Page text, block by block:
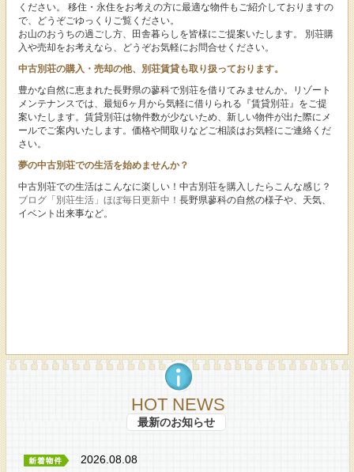
ください。 移住・永住をお考えの方に最適な物件もご紹介しておりますの
で、どうぞごゆっくりご覧ください。
お山のおうちの過ごし方、田舎暮らしを皆様にご提案いたします。 別荘購
入や売却をお考えなら、どうぞお気軽にお問合せください。
中古別荘の購入・売却の他、別荘賃貸も取り扱っております。
豊かな自然に恵まれた長野県の蓼科で別荘を借りてみませんか。リゾート
メンテナンスでは、最短6ヶ月から気軽に借りられる『賃貸別荘』をご提
案いたします。賃貸別荘は物件数が少ないため、新しい物件が出た際にメ
ールでご案内いたします。価格や間取りなどご相談はお気軽にご連絡くだ
さい。
夢の中古別荘での生活を始めませんか？
中古別荘での生活はこんなに楽しい！中古別荘を購入したらこんな感じ？
ブログ「別荘生活」ほぼ毎日更新中！長野県蓼科の自然の様子や、天気、
イベント出来事など。
HOT NEWS
最新のお知らせ
2026.08.08